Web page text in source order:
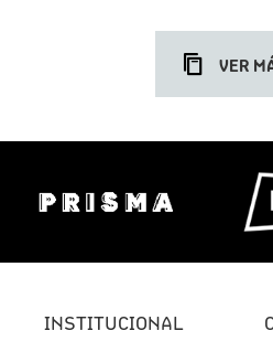
VER
INSTITUCIONAL